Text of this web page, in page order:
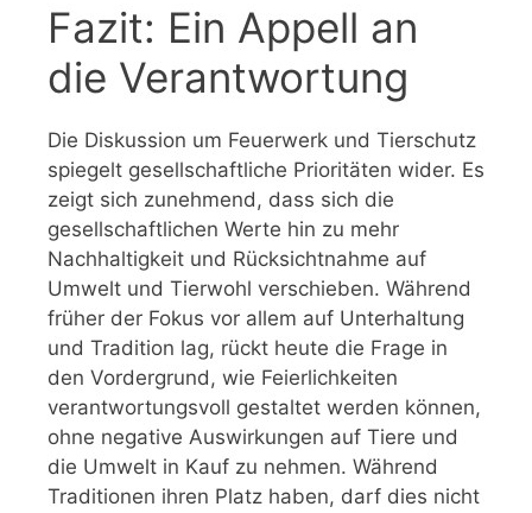
Fazit: Ein Appell an
die Verantwortung
Die Diskussion um Feuerwerk und Tierschutz
spiegelt gesellschaftliche Prioritäten wider. Es
zeigt sich zunehmend, dass sich die
gesellschaftlichen Werte hin zu mehr
Nachhaltigkeit und Rücksichtnahme auf
Umwelt und Tierwohl verschieben. Während
früher der Fokus vor allem auf Unterhaltung
und Tradition lag, rückt heute die Frage in
den Vordergrund, wie Feierlichkeiten
verantwortungsvoll gestaltet werden können,
ohne negative Auswirkungen auf Tiere und
die Umwelt in Kauf zu nehmen. Während
Traditionen ihren Platz haben, darf dies nicht